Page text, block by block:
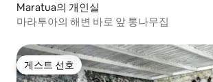
Maratua의 개인실
마라투아의 해변 바로 앞 통나무집
게스트 선호
게스트 선호